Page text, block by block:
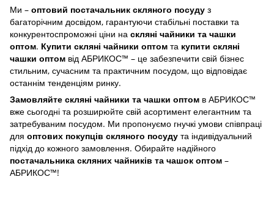
Ми – оптовий постачальник скляного посуду з
багаторічним досвідом, гарантуючи стабільні поставки та
конкурентоспроможні ціни на скляні чайники та чашки
оптом. Купити скляні чайники оптом та купити скляні
чашки оптом від АБРИКОС™ – це забезпечити свій бізнес
стильним, сучасним та практичним посудом, що відповідає
останнім тенденціям ринку.
Замовляйте скляні чайники та чашки оптом в АБРИКОС™
вже сьогодні та розширюйте свій асортимент елегантним та
затребуваним посудом. Ми пропонуємо гнучкі умови співпраці
для оптових покупців скляного посуду та індивідуальний
підхід до кожного замовлення. Обирайте надійного
постачальника скляних чайників та чашок оптом –
АБРИКОС™!